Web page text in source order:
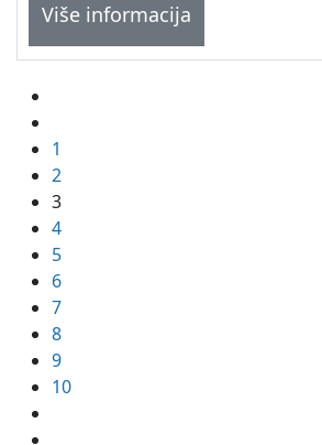
Više informacija
1
2
3
4
5
6
7
8
9
10